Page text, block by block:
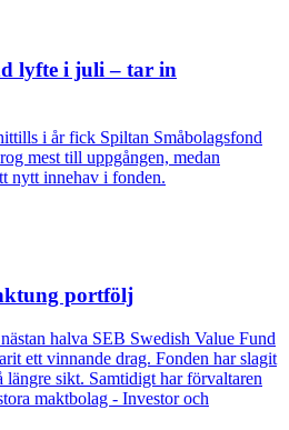
lyfte i juli – tar in
i år fick Spiltan Småbolagsfond
mest till uppgången, medan
nytt innehav i fonden.
portfölj
halva SEB Swedish Value Fund
ett vinnande drag. Fonden har slagit
sikt. Samtidigt har förvaltaren
maktbolag - Investor och